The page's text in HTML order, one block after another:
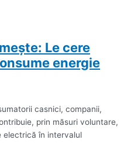
Le cere
energie
casnici, companii,
prin măsuri voluntare,
electrică în intervalul